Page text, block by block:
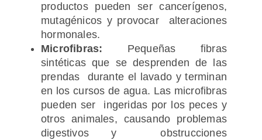
productos pueden ser cancerígenos,
mutagénicos y provocar alteraciones
hormonales.
Microfibras: Pequeñas fibras
sintéticas que se desprenden de las
prendas durante el lavado y terminan
en los cursos de agua. Las microfibras
pueden ser ingeridas por los peces y
otros animales, causando problemas
digestivos y obstrucciones